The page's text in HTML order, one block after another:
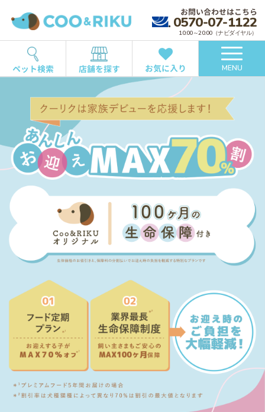
お問い合わせはこちら
0570-07-1122
10:00～20:00（ナビダイヤル）
ペット検索 店舗を探す お気に入り MENU